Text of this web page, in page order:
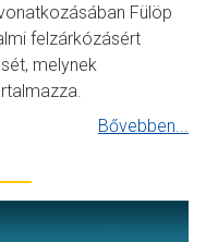
Fülöp
felzárkózásért
melynek
Bővebben...